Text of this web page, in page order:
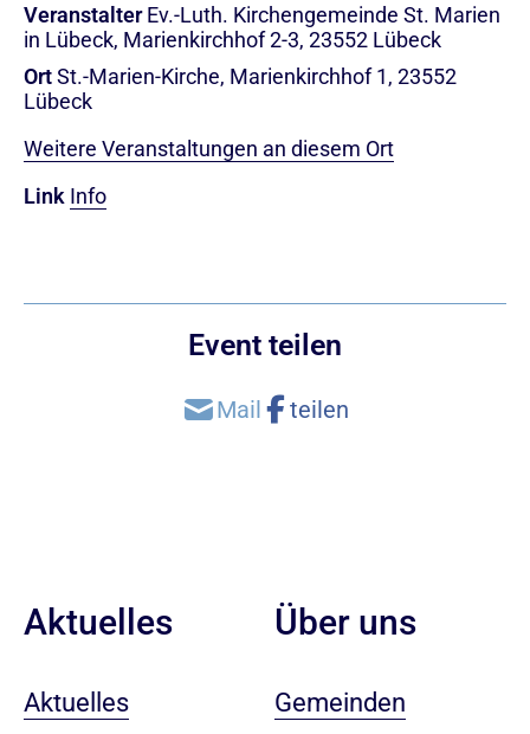
Veranstalter Ev.-Luth. Kirchengemeinde St. Marien
in Lübeck, Marienkirchhof 2-3, 23552 Lübeck
OrtSt.-Marien-Kirche, Marienkirchhof 1, 23552
Lübeck
Weitere Veranstaltungen an diesem Ort
Link Info
Event teilen
Aktuelles
Aktuelles
Über uns
Gemeinden